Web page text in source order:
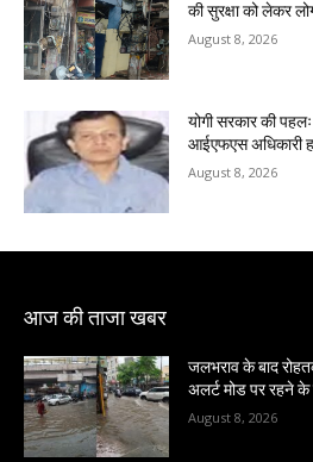
की सुरक्षा को लेकर
August 8, 2026
योगी सरकार की
आईएफएस अधिकारी हर
August 8, 2026
आज की ताजा खबर
जलभराव के बाद
अलर्ट मोड पर रहने के
August 8, 2026